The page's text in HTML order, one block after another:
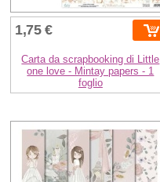
1,75 €
Carta da scrapbooking di Little
one love - Mintay papers - 1
foglio